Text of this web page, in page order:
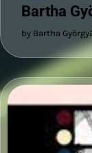
Bartha
by Bartha György